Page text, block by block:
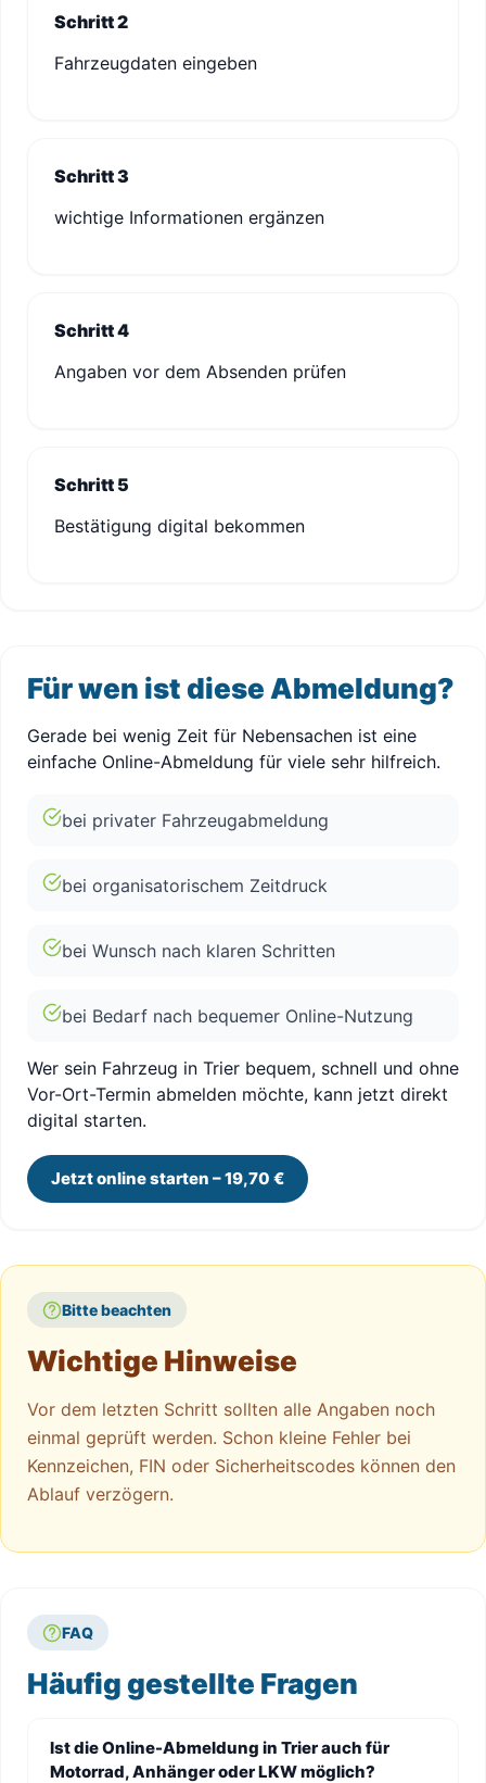
Schritt 2
Fahrzeugdaten eingeben
Schritt 3
wichtige Informationen ergänzen
Schritt 4
Angaben vor dem Absenden prüfen
Schritt 5
Bestätigung digital bekommen
Für wen ist diese Abmeldung?
Gerade bei wenig Zeit für Nebensachen ist eine
einfache Online-Abmeldung für viele sehr hilfreich.
bei privater Fahrzeugabmeldung
bei organisatorischem Zeitdruck
bei Wunsch nach klaren Schritten
bei Bedarf nach bequemer Online-Nutzung
Wer sein Fahrzeug in Trier bequem, schnell und ohne
Vor-Ort-Termin abmelden möchte, kann jetzt direkt
digital starten.
Jetzt online starten – 19,70 €
Bitte beachten
Wichtige Hinweise
Vor dem letzten Schritt sollten alle Angaben noch
einmal geprüft werden. Schon kleine Fehler bei
Kennzeichen, FIN oder Sicherheitscodes können den
Ablauf verzögern.
FAQ
Häufig gestellte Fragen
Ist die Online-Abmeldung in Trier auch für
Motorrad, Anhänger oder LKW möglich?